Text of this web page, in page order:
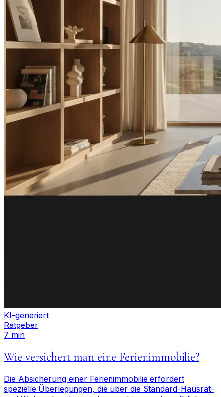
KI-generiert
Ratgeber
7 min
Wie versichert man eine Ferienimmobilie?
Die Absicherung einer Ferienimmobilie erfordert
spezielle Überlegungen, die über die Standard-Hausrat-